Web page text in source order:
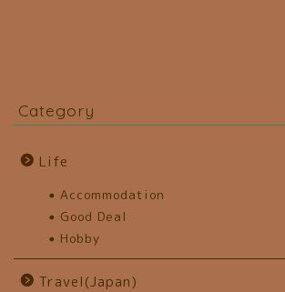
Category
Life
Accommodation
Good Deal
Hobby
Travel(Japan)